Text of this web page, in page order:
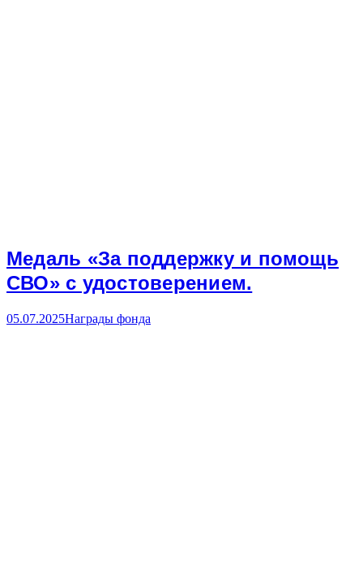
Медаль «За поддержку и помощь
СВО» с удостоверением.
05.07.2025Награды фонда